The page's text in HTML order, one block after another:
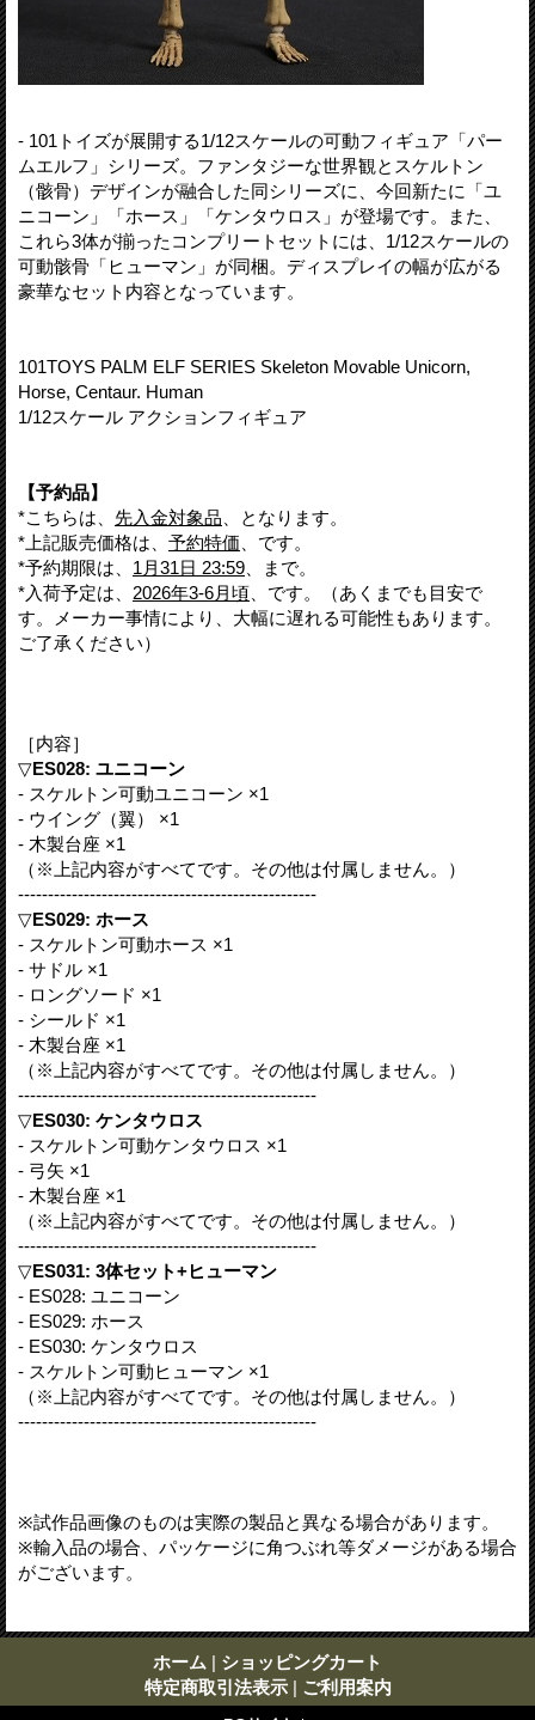
- 101トイズが展開する1/12スケールの可動フィギュア「パー
ムエルフ」シリーズ。ファンタジーな世界観とスケルトン
（骸骨）デザインが融合した同シリーズに、今回新たに「ユ
ニコーン」「ホース」「ケンタウロス」が登場です。また、
これら3体が揃ったコンプリートセットには、1/12スケールの
可動骸骨「ヒューマン」が同梱。ディスプレイの幅が広がる
豪華なセット内容となっています。
101TOYS PALM ELF SERIES Skeleton Movable Unicorn,
Horse, Centaur. Human
1/12スケール アクションフィギュア
【予約品】
*こちらは、 先入金対象品 、となります。
*上記販売価格は、 予約特価 、です。
*予約期限は、 1月31日 23:59 、まで。
*入荷予定は、 2026年3-6月頃 、です。（あくまでも目安で
す。メーカー事情により、大幅に遅れる可能性もあります。
ご了承ください）
［内容］
▽ES028: ユニコーン
- スケルトン可動ユニコーン ×1
- ウイング（翼） ×1
- 木製台座 ×1
（※上記内容がすべてです。その他は付属しません。）
--------------------------------------------------
▽ES029: ホース
- スケルトン可動ホース ×1
- サドル ×1
- ロングソード ×1
- シールド ×1
- 木製台座 ×1
（※上記内容がすべてです。その他は付属しません。）
--------------------------------------------------
▽ES030: ケンタウロス
- スケルトン可動ケンタウロス ×1
- 弓矢 ×1
- 木製台座 ×1
（※上記内容がすべてです。その他は付属しません。）
--------------------------------------------------
▽ES031: 3体セット+ヒューマン
- ES028: ユニコーン
- ES029: ホース
- ES030: ケンタウロス
- スケルトン可動ヒューマン ×1
（※上記内容がすべてです。その他は付属しません。）
--------------------------------------------------
※試作品画像のものは実際の製品と異なる場合があります。
※輸入品の場合、パッケージに角つぶれ等ダメージがある場合
がございます。
ホーム | ショッピングカート
特定商取引法表示 | ご利用案内